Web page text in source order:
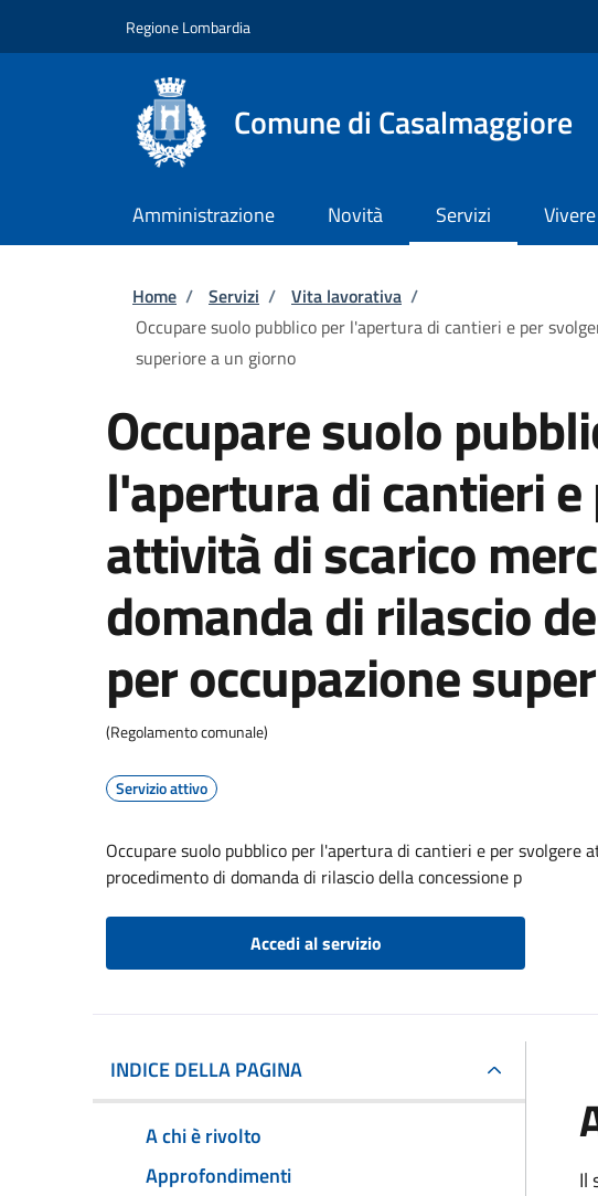
Regione Lombardia
Comune di Casalmaggiore
Amministrazione Novità Servizi
Briciole di pane
Home / Servizi / Vita lavorativa /
Occupare suolo pubblico per l'apertura di cantieri e per
superiore a un giorno
Occupare suolo
l'apertura di cantieri
attività di scarico
domanda di rilascio
per occupazione
(Regolamento comunale)
Servizio attivo
Occupare suolo pubblico per l'apertura di cantieri e per svolgere
procedimento di domanda di rilascio della concessione p
Accedi al servizio
INDICE DELLA PAGINA
A chi è rivolto
Approfondimenti
Il